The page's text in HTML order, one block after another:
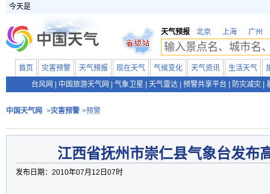
今天是
天气预报 北京 上海 广州
首页 灾害预警 天气预报 现在天气 气候变化 天气资讯 生活天气
台风网
中国旅游天气网 气象卫星 天气雷达 预警共享平台 防灾减灾
中国天气网 >灾害预警 >预警
江西省抚州市崇仁县气象台发布
发布日期：2010年07月12日07时